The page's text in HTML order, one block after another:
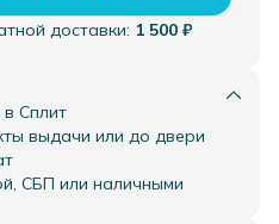
доставки: 1 500 ₽
Сплит
выдачи или до двери
СБП или наличными